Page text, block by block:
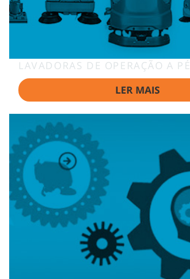
LAVADORAS DE OPERAÇÃO A PÉ
LER MAIS